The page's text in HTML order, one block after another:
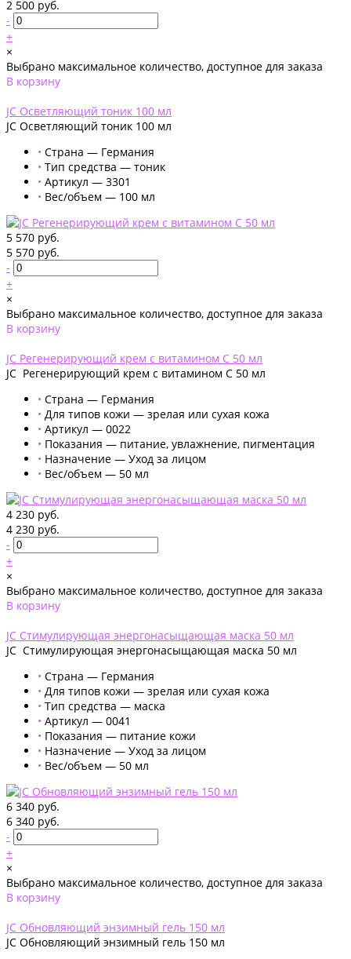
2 500 руб.
-
+
×
Выбрано максимальное количество, доступное для заказа
В корзину
JC Осветляющий тоник 100 мл
JC Осветляющий тоник 100 мл
• Страна — Германия
• Тип средства — тоник
• Артикул — 3301
• Вес/объем — 100 мл
5 570 руб.
5 570 руб.
-
+
×
Выбрано максимальное количество, доступное для заказа
В корзину
JC Регенерирующий крем с витамином С 50 мл
JC Регенерирующий крем с витамином С 50 мл
• Страна — Германия
• Для типов кожи — зрелая или сухая кожа
• Артикул — 0022
• Показания — питание, увлажнение, пигментация
• Назначение — Уход за лицом
• Вес/объем — 50 мл
4 230 руб.
4 230 руб.
-
+
×
Выбрано максимальное количество, доступное для заказа
В корзину
JC Стимулирующая энергонасыщающая маска 50 мл
JC Стимулирующая энергонасыщающая маска 50 мл
• Страна — Германия
• Для типов кожи — зрелая или сухая кожа
• Тип средства — маска
• Артикул — 0041
• Показания — питание кожи
• Назначение — Уход за лицом
• Вес/объем — 50 мл
6 340 руб.
6 340 руб.
-
+
×
Выбрано максимальное количество, доступное для заказа
В корзину
JС Обновляющий энзимный гель 150 мл
JС Обновляющий энзимный гель 150 мл